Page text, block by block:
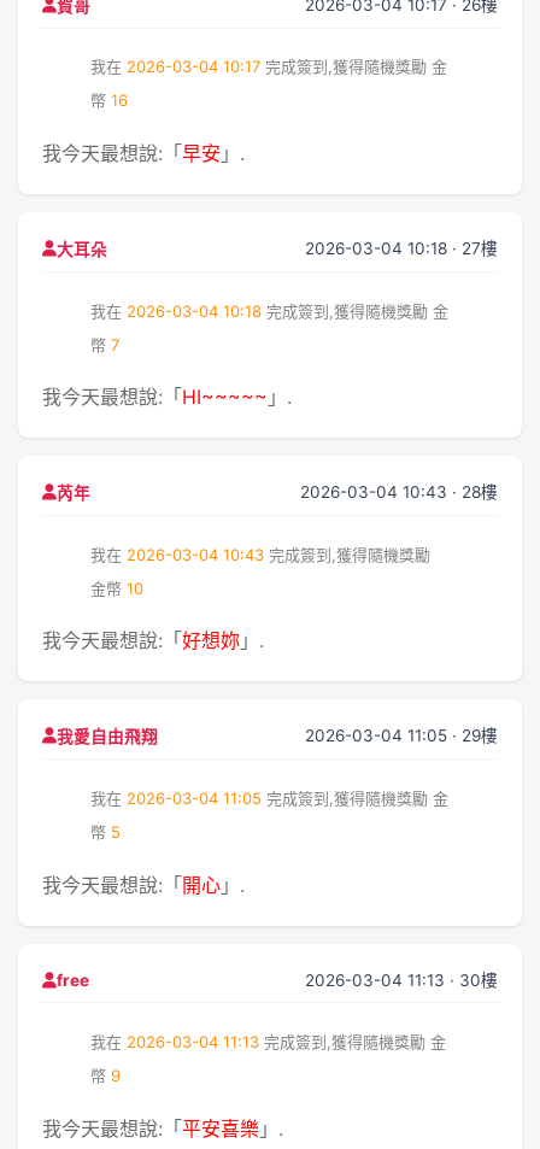
賀哥 2026-03-04 10:17 · 26樓
我在 2026-03-04 10:17 完成簽到,獲得隨機獎勵 金
幣 16
我今天最想說:「 早安 」.
大耳朵 2026-03-04 10:18 · 27樓
我在 2026-03-04 10:18 完成簽到,獲得隨機獎勵 金
幣 7
我今天最想說:「 HI~~~~~ 」.
芮年 2026-03-04 10:43 · 28樓
我在 2026-03-04 10:43 完成簽到,獲得隨機獎勵
金幣 10
我今天最想說:「 好想妳 」.
我愛自由飛翔 2026-03-04 11:05 · 29樓
我在 2026-03-04 11:05 完成簽到,獲得隨機獎勵 金
幣 5
我今天最想說:「開心 」.
free 2026-03-04 11:13 · 30樓
我在 2026-03-04 11:13 完成簽到,獲得隨機獎勵 金
幣 9
我今天最想說:「平安喜樂 」.